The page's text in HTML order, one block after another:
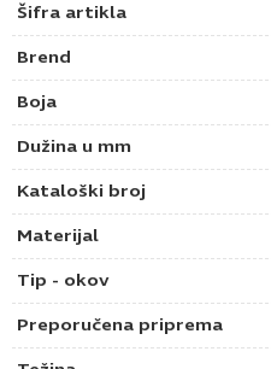
Šifra artikla
Brend
Boja
Dužina u mm
Kataloški broj
Materijal
Tip - okov
Preporučena priprema